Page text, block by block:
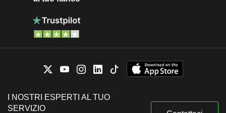
I NOSTRI ESPERTI AL TUO
SERVIZIO